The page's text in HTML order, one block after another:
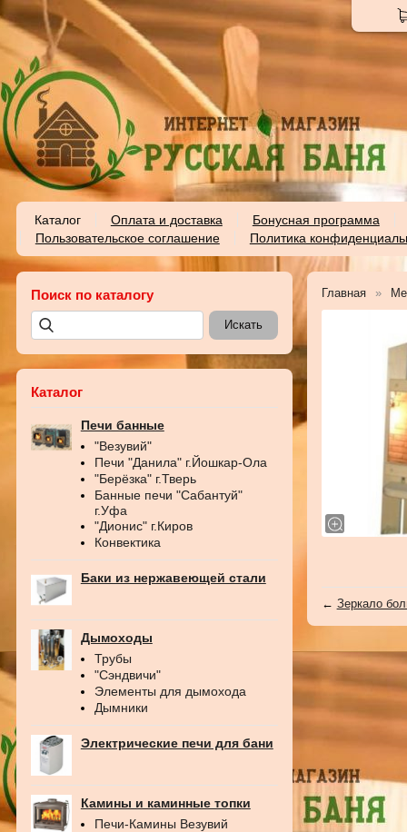
Каталог Оплата и доставка
Бонусная программа
Пользовательское соглашение
Политика
Поиск по каталогу
Каталог
Печи банные
"Везувий"
Печи "Данила" г.Йошкар-Ола
"Берёзка" г.Тверь
Банные печи "Сабантуй"
г.Уфа
"Дионис" г.Киров
Конвектика
Баки из нержавеющей стали
Дымоходы
Трубы
"Сэндвичи"
Элементы для дымохода
Дымники
Электрические печи для бани
Камины и каминные топки
Печи-Камины Везувий
Главная
← Зеркало